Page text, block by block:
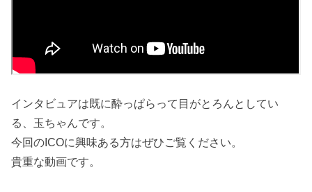
インタビュアは既に酔っぱらって目がとろんとしてい
る、玉ちゃんです。
今回のICOに興味ある方はぜひご覧ください。
貴重な動画です。